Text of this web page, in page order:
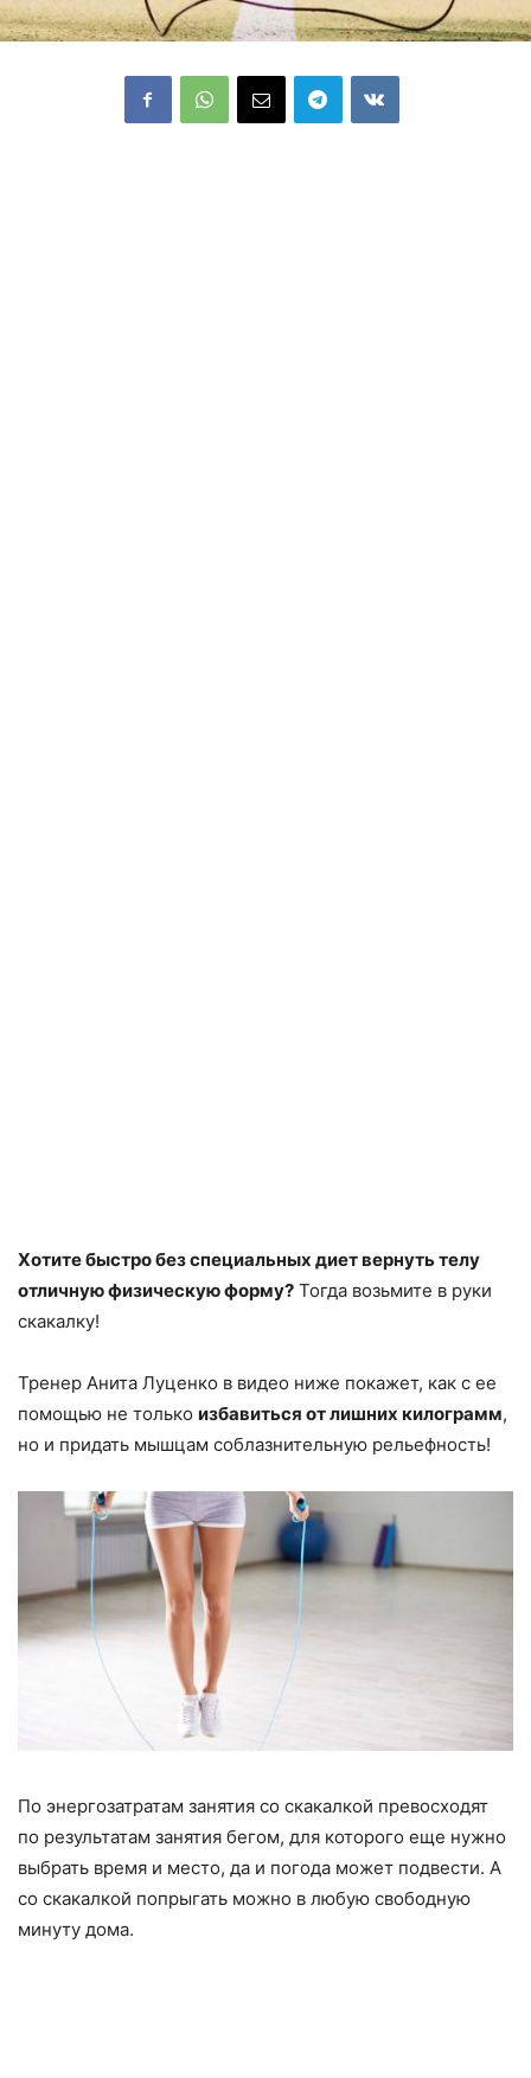
Хотите быстро без специальных диет вернуть телу
отличную физическую форму? Тогда возьмите в руки
скакалку!
Тренер Анита Луценко в видео ниже покажет, как с ее
помощью не только избавиться от лишних килограмм,
но и придать мышцам соблазнительную рельефность!
По энергозатратам занятия со скакалкой превосходят
по результатам занятия бегом, для которого еще нужно
выбрать время и место, да и погода может подвести. А
со скакалкой попрыгать можно в любую свободную
минуту дома.